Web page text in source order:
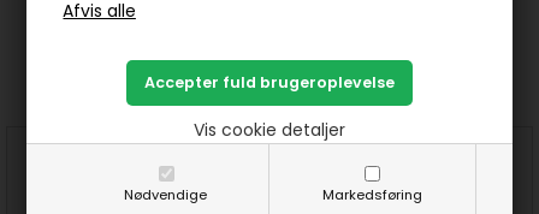
Nødvendige Markedsføring
Vis cookie detaljer
Prøv lige at se her: